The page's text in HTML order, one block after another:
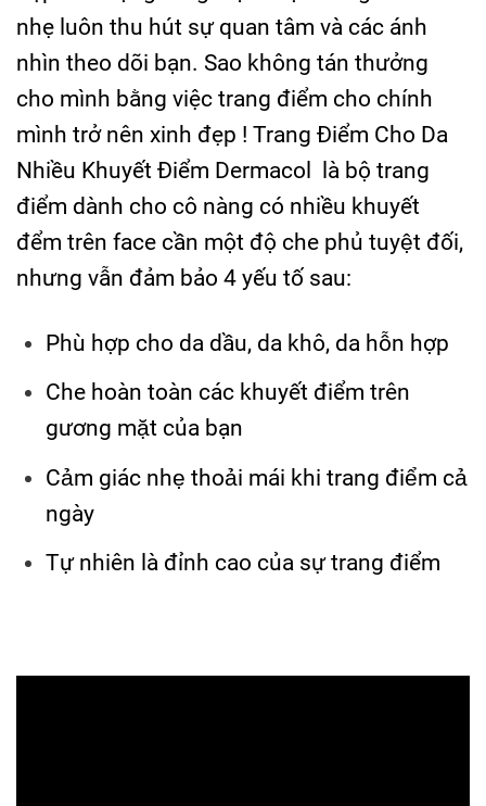
nhẹ luôn thu hút sự quan tâm và các ánh
nhìn theo dõi bạn. Sao không tán thưởng
cho mình bằng việc trang điểm cho chính
mình trở nên xinh đẹp ! Trang Điểm Cho Da
Nhiều Khuyết Điểm Dermacol
là bộ trang
điểm dành cho cô nàng có nhiều khuyết
đểm trên face cần một độ che phủ tuyệt đối,
nhưng vẫn đảm bảo 4 yếu tố sau:
Phù hợp cho da dầu, da khô, da hỗn hợp
Che hoàn toàn các khuyết điểm trên
gương mặt của bạn
Cảm giác nhẹ thoải mái khi trang điểm cả
ngày
Tự nhiên là đỉnh cao của sự trang điểm